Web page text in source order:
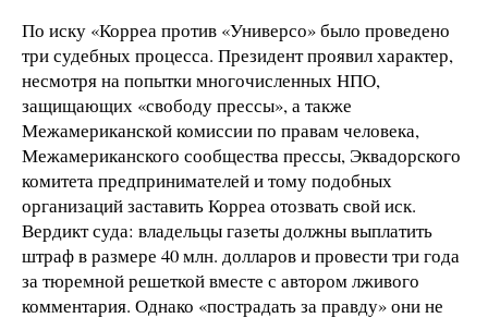
По иску «Корреа против «Универсо» было проведено
три судебных процесса. Президент проявил характер,
несмотря на попытки многочисленных НПО,
защищающих «свободу прессы», а также
Межамериканской комиссии по правам человека,
Межамериканского сообщества прессы, Эквадорского
комитета предпринимателей и тому подобных
организаций заставить Корреа отозвать свой иск.
Вердикт суда: владельцы газеты должны выплатить
штраф в размере 40 млн. долларов и провести три года
за тюремной решеткой вместе с автором лживого
комментария. Однако «пострадать за правду» они не